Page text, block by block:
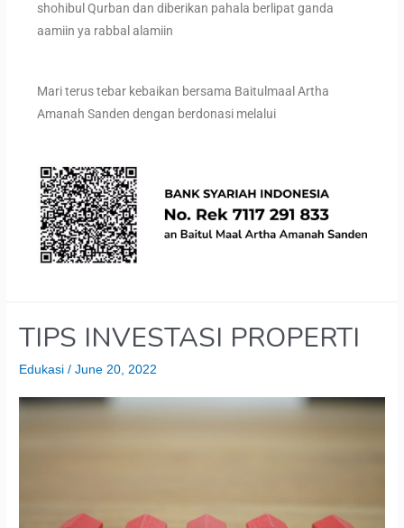
shohibul Qurban dan diberikan pahala berlipat ganda
aamiin ya rabbal alamiin
Mari terus tebar kebaikan bersama Baitulmaal Artha
Amanah Sanden dengan berdonasi melalui
TIPS INVESTASI PROPERTI
Edukasi /June 20, 2022